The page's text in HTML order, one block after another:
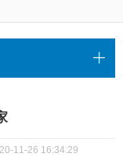
11-26 16:34:29